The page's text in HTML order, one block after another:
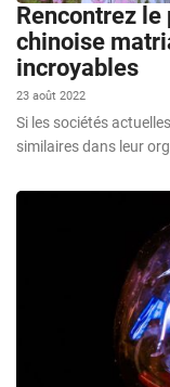
Rencontrez
chinoise
incroyables
23 août 2022
Si les sociétés
similaires dans leur